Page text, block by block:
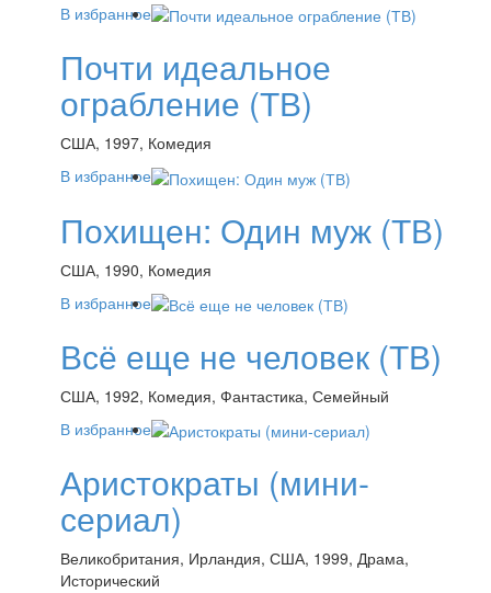
В избранное
Почти идеальное
ограбление (ТВ)
США, 1997, Комедия
В избранное
Похищен: Один муж (ТВ)
США, 1990, Комедия
В избранное
Всё еще не человек (ТВ)
США, 1992, Комедия, Фантастика, Семейный
В избранное
Аристократы (мини-
сериал)
Великобритания, Ирландия, США, 1999, Драма,
Исторический